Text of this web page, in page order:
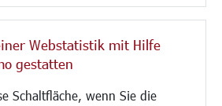
Webstatistik mit Hilfe
gestatten
Schaltfläche, wenn Sie die